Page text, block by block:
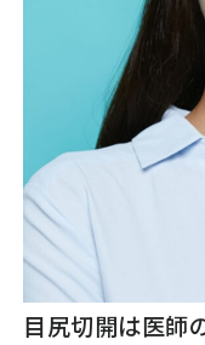
目尻切開は医師